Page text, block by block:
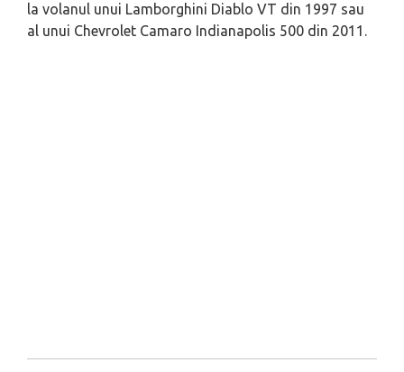
la volanul unui Lamborghini Diablo VT din 1997 sau
al unui Chevrolet Camaro Indianapolis 500 din 2011.